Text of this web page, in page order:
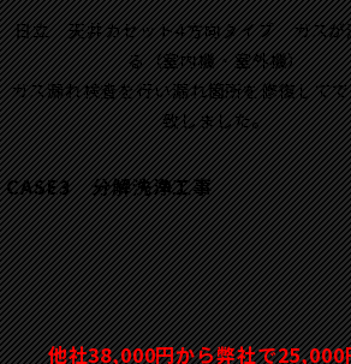
日立 天井カセット4方向タイプ ガスが
る（室内機・室外機）
ガス漏れ検査を行い漏れ箇所を修復して
致しました。
CASE3 分解洗浄工事
他社38,000円から弊社で25,000